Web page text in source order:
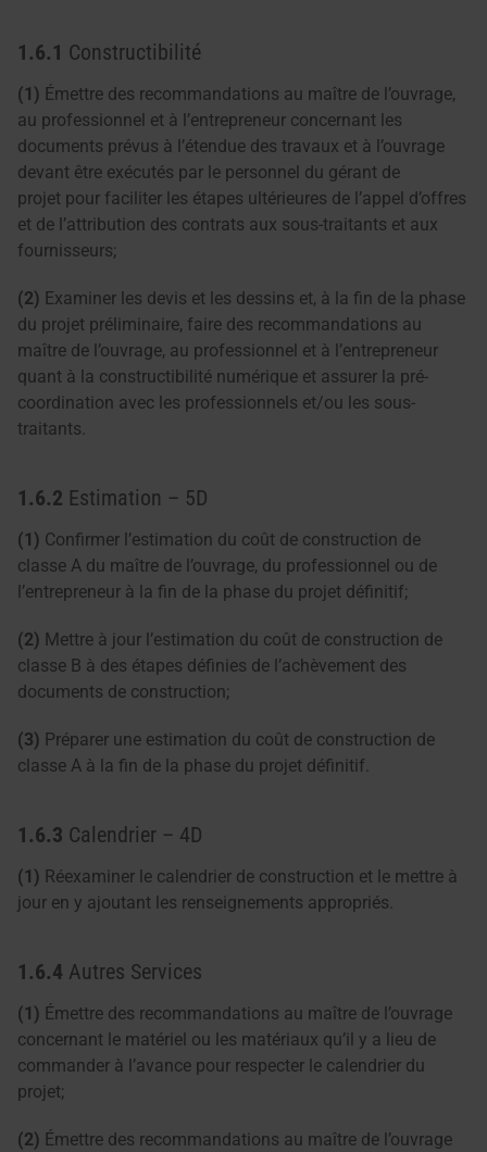
1.6.1 Constructibilité
(1) Émettre des recommandations au maître de l’ouvrage,
au professionnel et à l’entrepreneur concernant les
documents prévus à l’étendue des travaux et à l’ouvrage
devant être exécutés par le personnel du gérant de
projet pour faciliter les étapes ultérieures de l’appel d’offres
et de l’attribution des contrats aux sous-traitants et aux
fournisseurs;
(2) Examiner les devis et les dessins et, à la fin de la phase
du projet préliminaire, faire des recommandations au
maître de l’ouvrage, au professionnel et à l’entrepreneur
quant à la constructibilité numérique et assurer la pré-
coordination avec les professionnels et/ou les sous-
traitants.
1.6.2 Estimation – 5D
(1) Confirmer l’estimation du coût de construction de
classe A du maître de l’ouvrage, du professionnel ou de
l’entrepreneur à la fin de la phase du projet définitif;
(2) Mettre à jour l’estimation du coût de construction de
classe B à des étapes définies de l’achèvement des
documents de construction;
(3) Préparer une estimation du coût de construction de
classe A à la fin de la phase du projet définitif.
1.6.3 Calendrier – 4D
(1) Réexaminer le calendrier de construction et le mettre à
jour en y ajoutant les renseignements appropriés.
1.6.4 Autres Services
(1) Émettre des recommandations au maître de l’ouvrage
concernant le matériel ou les matériaux qu’il y a lieu de
commander à l’avance pour respecter le calendrier du
projet;
(2) Émettre des recommandations au maître de l’ouvrage